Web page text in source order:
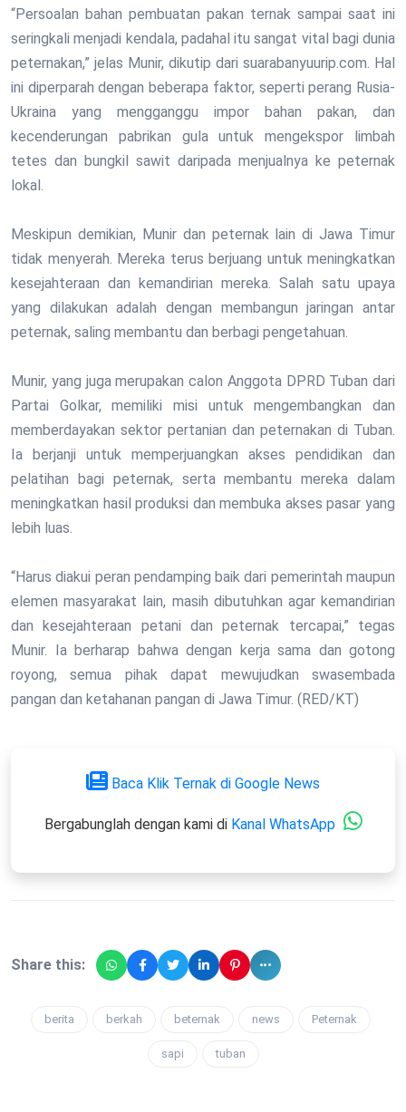
“Persoalan bahan pembuatan pakan ternak sampai saat ini
seringkali menjadi kendala, padahal itu sangat vital bagi dunia
peternakan,” jelas Munir, dikutip dari suarabanyuurip.com. Hal
ini diperparah dengan beberapa faktor, seperti perang Rusia-
Ukraina yang mengganggu impor bahan pakan, dan
kecenderungan pabrikan gula untuk mengekspor limbah
tetes dan bungkil sawit daripada menjualnya ke peternak
lokal.
Meskipun demikian, Munir dan peternak lain di Jawa Timur
tidak menyerah. Mereka terus berjuang untuk meningkatkan
kesejahteraan dan kemandirian mereka. Salah satu upaya
yang dilakukan adalah dengan membangun jaringan antar
peternak, saling membantu dan berbagi pengetahuan.
Munir, yang juga merupakan calon Anggota DPRD Tuban dari
Partai Golkar, memiliki misi untuk mengembangkan dan
memberdayakan sektor pertanian dan peternakan di Tuban.
Ia berjanji untuk memperjuangkan akses pendidikan dan
pelatihan bagi peternak, serta membantu mereka dalam
meningkatkan hasil produksi dan membuka akses pasar yang
lebih luas.
“Harus diakui peran pendamping baik dari pemerintah maupun
elemen masyarakat lain, masih dibutuhkan agar kemandirian
dan kesejahteraan petani dan peternak tercapai,” tegas
Munir. Ia berharap bahwa dengan kerja sama dan gotong
royong, semua pihak dapat mewujudkan swasembada
pangan dan ketahanan pangan di Jawa Timur. (RED/KT)
Baca Klik Ternak di Google News
Bergabunglah dengan kami di Kanal WhatsApp
Share this:
berita berkah beternak news Peternak
sapi tuban